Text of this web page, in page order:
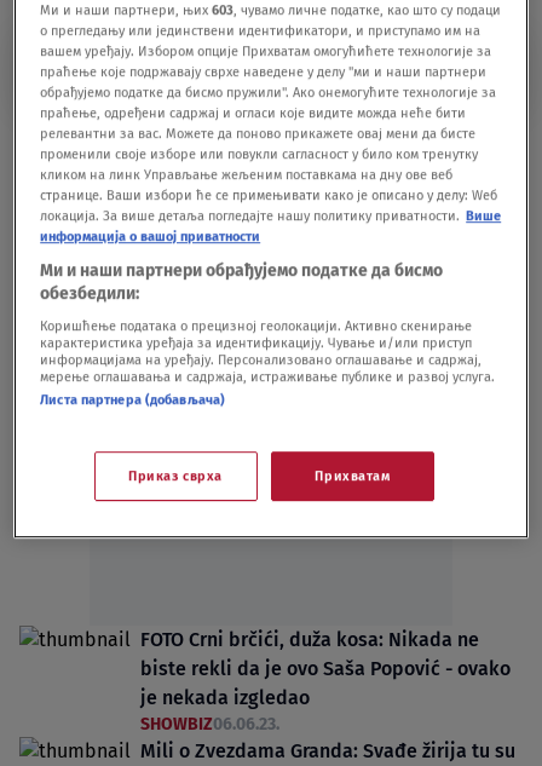
DIREKTOR GRANDA
"Vidite to po mom osmehu": Direktor
"Granda" nije krio uzbuđenje nakon finala
SHOWBIZ21.06.
Ceci verifikovan status umetnika, Sneki
direktor Granda specijalnu nagradu FOTO
FOTO Crni brčići, duža kosa: Nikada ne
biste rekli da je ovo Saša Popović - ovako
je nekada izgledao
SHOWBIZ06.06.23.
Mili o Zvezdama Granda: Svađe žirija tu su
Ми и наши партнери, њих603, чувамо личне податке, као што су подаци
о прегледању или јединствени идентификатори, и приступамо им на
вашем уређају. Избором опције Прихватам омогућићете технологије за
праћење које подржавају сврхе наведене у делу "ми и наши партнери
обрађујемо податке да бисмо пружили". Ако онемогућите технологије за
праћење, одређени садржај и огласи које видите можда неће бити
релевантни за вас. Можете да поново прикажете овај мени да бисте
променили своје изборе или повукли сагласност у било ком тренутку
кликом на линк Управљање жељеним поставкама на дну ове веб
странице. Ваши избори ће се примењивати како је описано у делу: Wеб
локација. За више детаља погледајте нашу политику приватности. Више
информација о вашој приватности
Ми и наши партнери обрађујемо податке да бисмо
обезбедили:
Коришћење података о прецизној геолокацији. Активно скенирање
карактеристика уређаја за идентификацију. Чување и/или приступ
информацијама на уређају. Персонализовано оглашавање и садржај,
мерење оглашавања и садржаја, истраживање публике и развој услуга.
Листа партнера (добављача)
Приказ сврха Прихватам